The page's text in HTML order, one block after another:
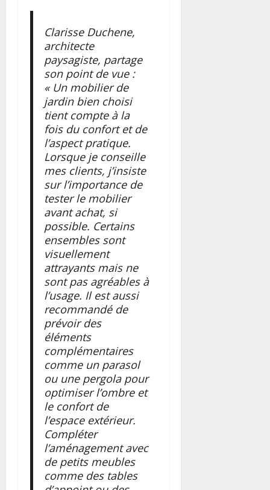
Clarisse Duchene,
architecte
paysagiste, partage
son point de vue :
« Un mobilier de
jardin bien choisi
tient compte à la
fois du confort et de
l’aspect pratique.
Lorsque je conseille
mes clients, j’insiste
sur l’importance de
tester le mobilier
avant achat, si
possible. Certains
ensembles sont
visuellement
attrayants mais ne
sont pas agréables à
l’usage. Il est aussi
recommandé de
prévoir des
éléments
complémentaires
comme un parasol
ou une pergola pour
optimiser l’ombre et
le confort de
l’espace extérieur.
Compléter
l’aménagement avec
de petits meubles
comme des tables